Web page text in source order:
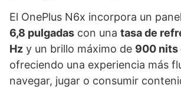
El OnePlus N6x incorpora un panel
6,8 pulgadas con una tasa de
Hz y un brillo máximo de 900 nits
ofreciendo una experiencia más
navegar, jugar o consumir